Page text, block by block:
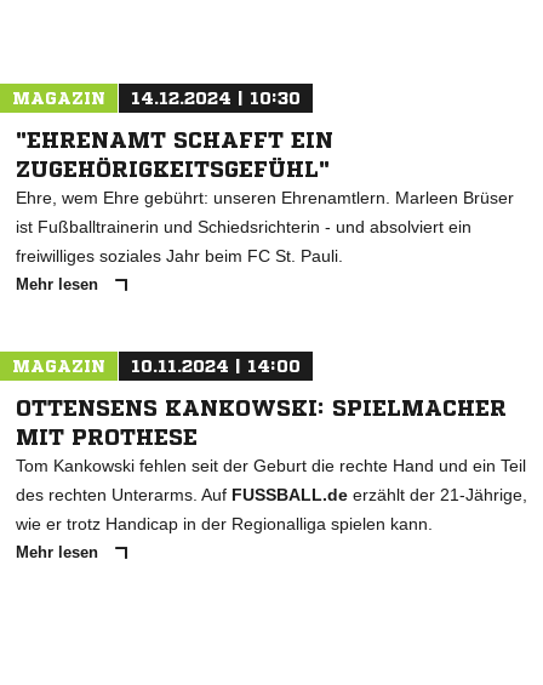
MAGAZIN 14.12.2024 | 10:30
"EHRENAMT SCHAFFT EIN
ZUGEHÖRIGKEITSGEFÜHL"
Ehre, wem Ehre gebührt: unseren Ehrenamtlern. Marleen Brüser
ist Fußballtrainerin und Schiedsrichterin - und absolviert ein
freiwilliges soziales Jahr beim FC St. Pauli.
Mehr lesen
MAGAZIN 10.11.2024 | 14:00
OTTENSENS KANKOWSKI: SPIELMACHER
MIT PROTHESE
Tom Kankowski fehlen seit der Geburt die rechte Hand und ein Teil
des rechten Unterarms. Auf FUSSBALL.de erzählt der 21-Jährige,
wie er trotz Handicap in der Regionalliga spielen kann.
Mehr lesen